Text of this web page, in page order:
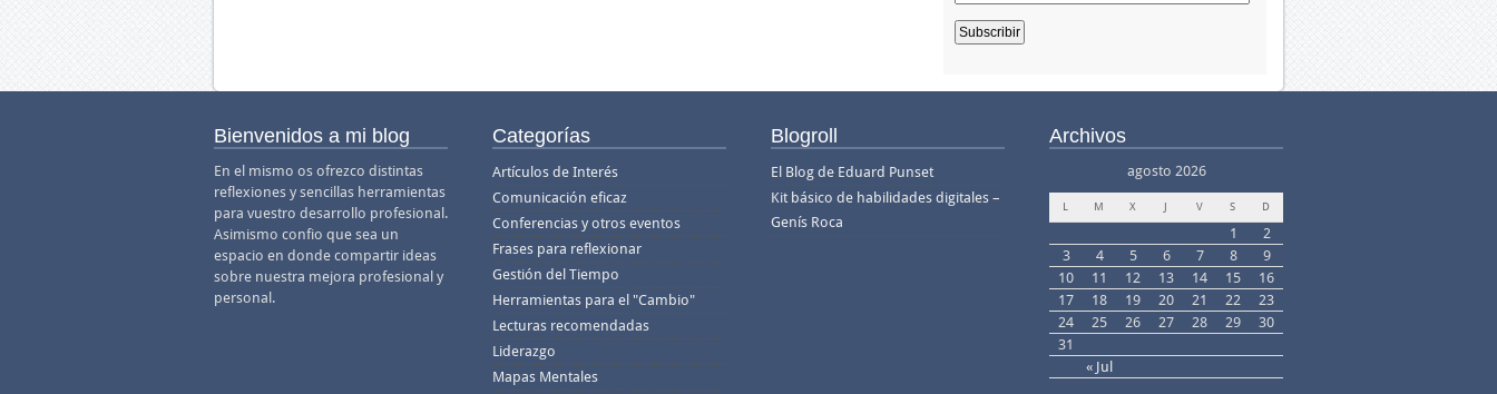
email
Bienvenidos a mi blog
En el mismo os ofrezco distintas
reflexiones y sencillas herramientas
para vuestro desarrollo profesional.
Asimismo confio que sea un
espacio en donde compartir ideas
sobre nuestra mejora profesional y
personal.
Categorías
Artículos de Interés
Comunicación eficaz
Conferencias y otros eventos
Frases para reflexionar
Gestión del Tiempo
Herramientas para el "Cambio"
Lecturas recomendadas
Liderazgo
Mapas Mentales
Blogroll
El Blog de Eduard Punset
Kit básico de habilidades digitales –
Genís Roca
Archivos
agosto 2026
L M X J V S D
« Jul
1
2
3
4 5 6 7 8
9
10
11 12 13 14 15
16
17
18 19 20 21 22
23
24
25 26 27 28 29
30
31